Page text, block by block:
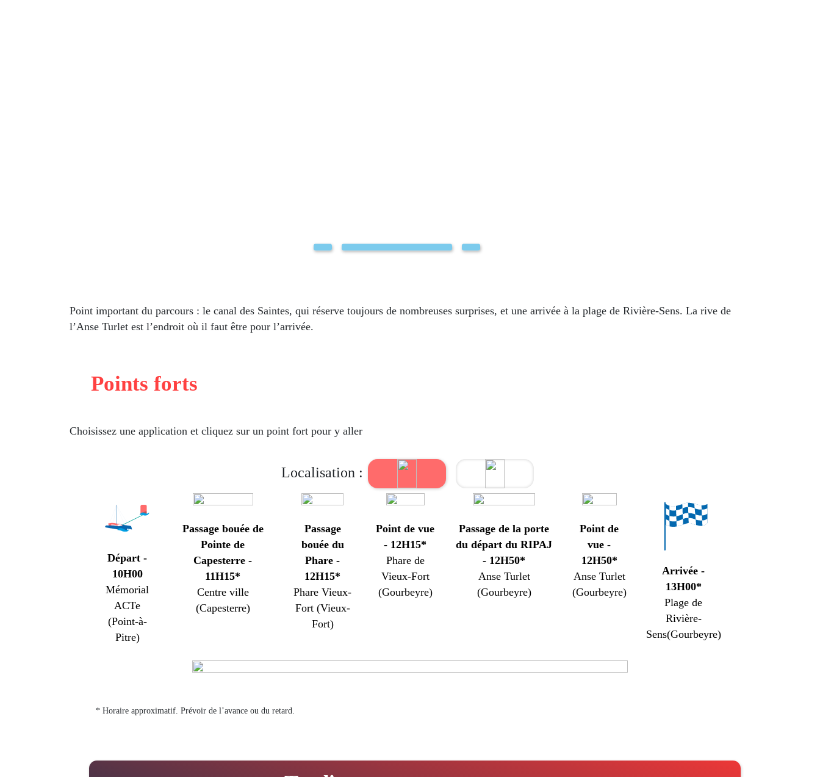
Point important du parcours : le canal des Saintes, qui réserve toujours de nombreuses surprises, et une arrivée à la plage de Rivière-Sens. La rive de
l’Anse Turlet est l’endroit où il faut être pour l’arrivée.
Points forts
Choisissez une application et cliquez sur un point fort pour y aller
Localisation :
Départ -
10H00
Mémorial
ACTe
(Point-à-
Pitre)
Passage bouée de
Pointe de
Capesterre -
11H15*
Centre ville
(Capesterre)
Passage
bouée du
Phare -
12H15*
Phare Vieux-
Fort (Vieux-
Fort)
Point de vue
- 12H15*
Phare de
Vieux-Fort
(Gourbeyre)
Passage de la porte
du départ du RIPAJ
- 12H50*
Anse Turlet
(Gourbeyre)
Point de
vue -
12H50*
Anse Turlet
(Gourbeyre)
Arrivée -
13H00*
Plage de
Rivière-
Sens(Gourbeyre)
* Horaire approximatif. Prévoir de l’avance ou du retard.